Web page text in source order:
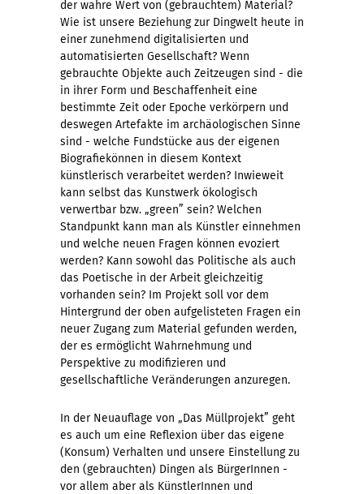
der wahre Wert von (gebrauchtem) Material?
Wie ist unsere Beziehung zur Dingwelt heute in
einer zunehmend digitalisierten und
automatisierten Gesellschaft? Wenn
gebrauchte Objekte auch Zeitzeugen sind - die
in ihrer Form und Beschaffenheit eine
bestimmte Zeit oder Epoche verkörpern und
deswegen Artefakte im archäologischen Sinne
sind - welche Fundstücke aus der eigenen
Biografiekönnen in diesem Kontext
künstlerisch verarbeitet werden? Inwieweit
kann selbst das Kunstwerk ökologisch
verwertbar bzw. „green” sein? Welchen
Standpunkt kann man als Künstler einnehmen
und welche neuen Fragen können evoziert
werden? Kann sowohl das Politische als auch
das Poetische in der Arbeit gleichzeitig
vorhanden sein? Im Projekt soll vor dem
Hintergrund der oben aufgelisteten Fragen ein
neuer Zugang zum Material gefunden werden,
der es ermöglicht Wahrnehmung und
Perspektive zu modifizieren und
gesellschaftliche Veränderungen anzuregen.
In der Neuauflage von „Das Müllprojekt” geht
es auch um eine Reflexion über das eigene
(Konsum) Verhalten und unsere Einstellung zu
den (gebrauchten) Dingen als BürgerInnen -
vor allem aber als KünstlerInnen und